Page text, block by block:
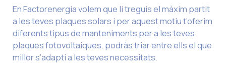
En Factorenergia volem que li treguis el màxim partit
a les teves plaques solars i per aquest motiu t’oferim
diferents tipus de manteniments per a les teves
plaques fotovoltaiques, podràs triar entre ells el que
millor s’adapti a les teves necessitats.